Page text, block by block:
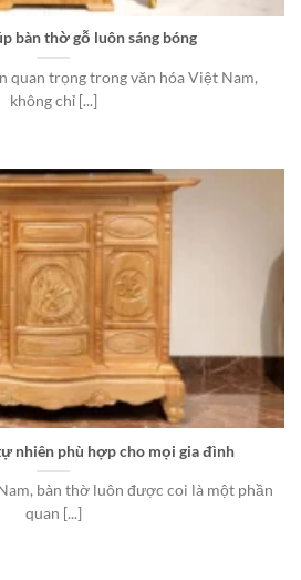
bàn thờ gỗ luôn sáng bóng
quan trọng trong văn hóa Việt Nam,
không chỉ [...]
nhiên phù hợp cho mọi gia đình
bàn thờ luôn được coi là một phần
quan [...]